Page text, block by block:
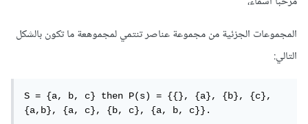
المجموعات الجزئية من مجموعة عناصر تنتمي لمجموهعة ما تكون بالشكل
التالي:
S = {a, b, c} then P(s) = {{}, {a}, {b}, {c},
{a,b}, {a, c}, {b, c}, {a, b, c}}.